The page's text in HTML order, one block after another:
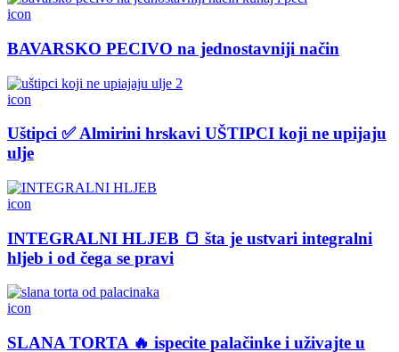
icon
BAVARSKO PECIVO na jednostavniji način
icon
Uštipci ✅ Almirini hrskavi UŠTIPCI koji ne upijaju
ulje
icon
INTEGRALNI HLJEB 🍞 šta je ustvari integralni
hljeb i od čega se pravi
icon
SLANA TORTA 🔥 ispecite palačinke i uživajte u